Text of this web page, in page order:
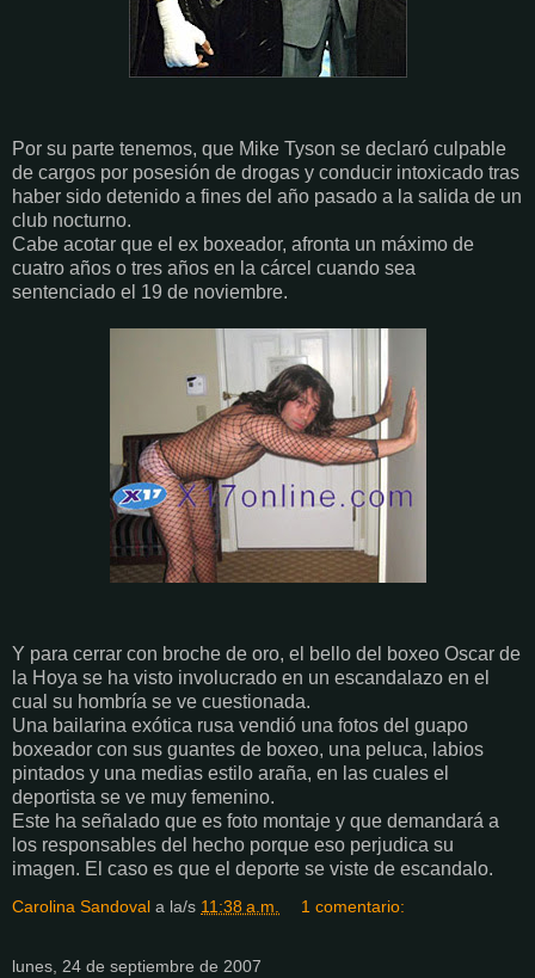
Por su parte tenemos, que Mike Tyson se declaró culpable
de cargos por posesión de drogas y conducir intoxicado tras
haber sido detenido a fines del año pasado a la salida de un
club nocturno.
Cabe acotar que el ex boxeador, afronta un máximo de
cuatro años o tres años en la cárcel cuando sea
sentenciado el 19 de noviembre.
Y para cerrar con broche de oro, el bello del boxeo Oscar de
la Hoya se ha visto involucrado en un escandalazo en el
cual su hombría se ve cuestionada.
Una bailarina exótica rusa vendió una fotos del guapo
boxeador con sus guantes de boxeo, una peluca, labios
pintados y una medias estilo araña, en las cuales el
deportista se ve muy femenino.
Este ha señalado que es foto montaje y que demandará a
los responsables del hecho porque eso perjudica su
imagen. El caso es que el deporte se viste de escandalo.
Carolina Sandoval a la/s 11:38 a.m. 1 comentario:
lunes, 24 de septiembre de 2007